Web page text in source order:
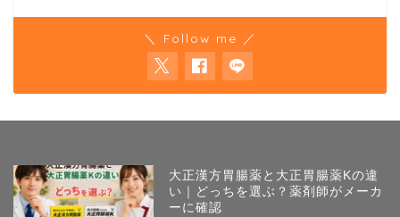
＼ Follow me ／
大正漢方胃腸薬と大正胃腸薬Kの違
い｜どっちを選ぶ？薬剤師がメーカ
ーに確認